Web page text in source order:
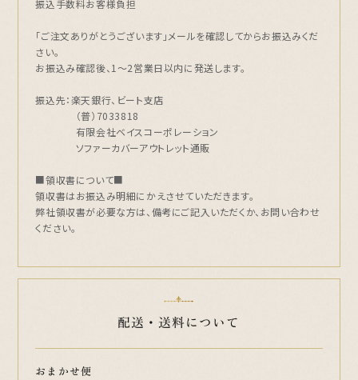
振込手数料お客様負担
「ご注文ありがとうございます」メールを確認してからお振込みくだ
さい。
お振込み確認後、1～2営業日以内に発送します。
振込先：楽天銀行、ビート支店
（普）7033818
有限会社ベイスコーポレーション
ソファーカバーアウトレット通販
■領収書について■
領収書はお振込み明細にかえさせていただきます。
弊社領収書が必要な方は、備考にご記入いただくか、お問い合わせ
ください。
配送・送料について
おまかせ便